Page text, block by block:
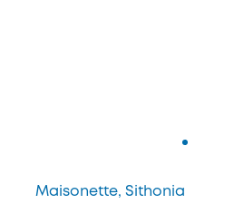
Maisonette, Sithonia